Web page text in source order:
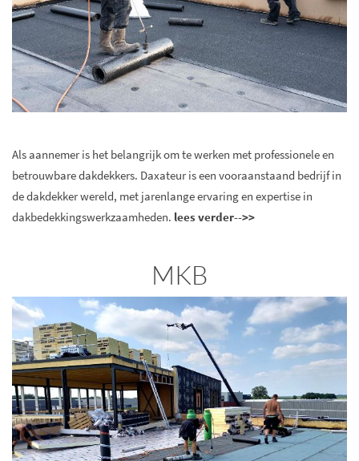
Als aannemer is het belangrijk om te werken met professionele en
betrouwbare dakdekkers. Daxateur is een vooraanstaand bedrijf in
de dakdekker wereld, met jarenlange ervaring en expertise in
dakbedekkingswerkzaamheden. lees verder-->>
MKB